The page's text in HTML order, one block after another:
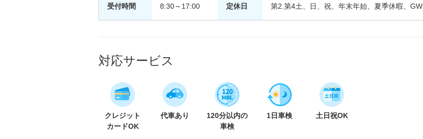
受付時間 8:30～17:00 定休日 第2.第4土、日、祝、年末年始、夏季休暇、GW
対応サービス
クレジット
カードOK
代車あり
120分以内の
車検
1日車検 土日祝OK